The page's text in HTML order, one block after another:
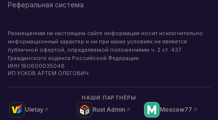
Реферальная система
Размещенная на настоящем сайте информация носит исключительно
информационный характер и ни при каких условиях не является
публичной офертой, определяемой положениями ч. 2 ст. 437
Гражданского кодекса Российской Федерации.
ИНН 180600035048
ИП УСКОВ АРТЕМ ОЛЕГОВИЧ
НАШИ ПАРТНЁРЫ
Uletay Rust Admin Moscow77